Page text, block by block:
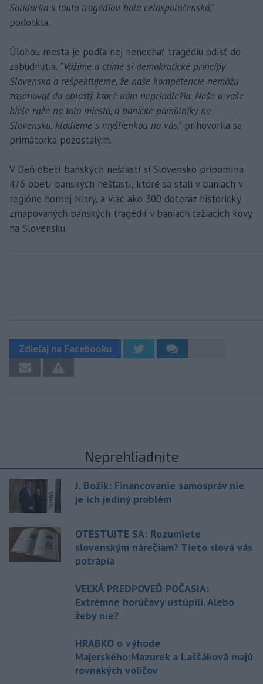
Solidarita s touto tragédiou bola celospoločenská,"
podotkla.
Úlohou mesta je podľa nej nenechať tragédiu odísť do
zabudnutia. "Vážime a ctíme si demokratické princípy
Slovenska a rešpektujeme, že naše kompetencie nemôžu
zasahovať do oblastí, ktoré nám neprináležia. Naše a vaše
biele ruže na toto miesto, a banícke pamätníky na
Slovensku, kladieme s myšlienkou na vás," prihovorila sa
primátorka pozostalým.
V Deň obetí banských nešťastí si Slovensko pripomína
476 obetí banských nešťastí, ktoré sa stali v baniach v
regióne hornej Nitry, a viac ako 300 doteraz historicky
zmapovaných banských tragédií v baniach ťažiacich kovy
na Slovensku.
Zdieľaj na Facebooku
Neprehliadnite
J. Božik: Financovanie samospráv nie
je ich jediný problém
OTESTUJTE SA: Rozumiete
slovenským nárečiam? Tieto slová vás
potrápia
VEĽKÁ PREDPOVEĎ POČASIA:
Extrémne horúčavy ustúpili. Alebo
žeby nie?
HRABKO o výhode
Majerského:Mazurek a Laššáková majú
rovnakých voličov